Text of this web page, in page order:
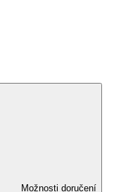
Možnosti doručení